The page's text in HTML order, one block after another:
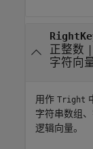
正整数 |
字符向
用作 Tright
字符串数组
逻辑向量。